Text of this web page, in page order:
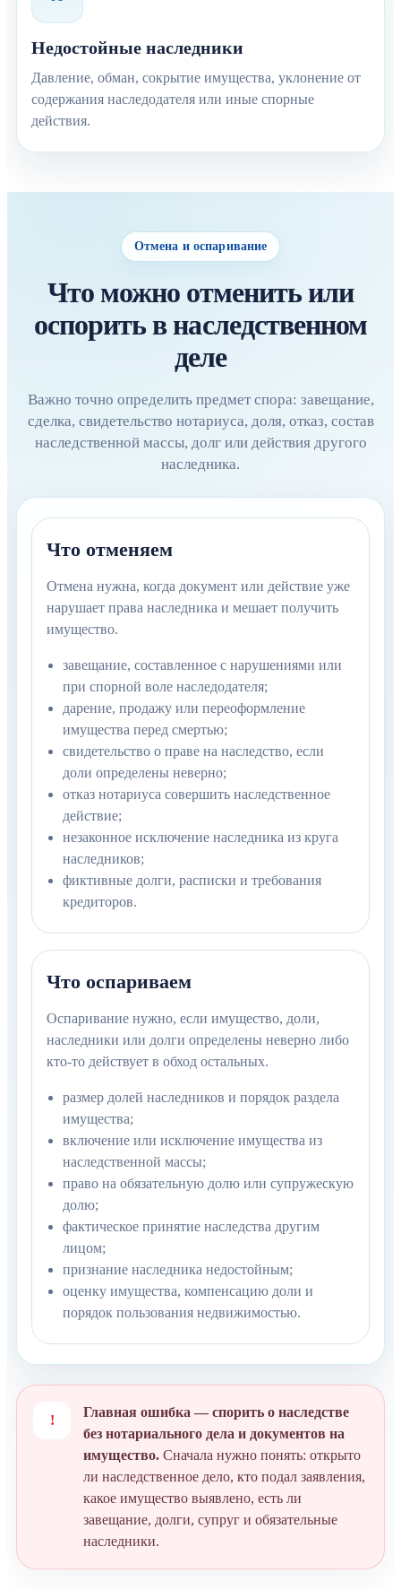
Недостойные наследники
Давление, обман, сокрытие имущества, уклонение от
содержания наследодателя или иные спорные
действия.
Отмена и оспаривание
Что можно отменить или
оспорить в наследственном
деле
Важно точно определить предмет спора: завещание,
сделка, свидетельство нотариуса, доля, отказ, состав
наследственной массы, долг или действия другого
наследника.
Что отменяем
Отмена нужна, когда документ или действие уже
нарушает права наследника и мешает получить
имущество.
завещание, составленное с нарушениями или
при спорной воле наследодателя;
дарение, продажу или переоформление
имущества перед смертью;
свидетельство о праве на наследство, если
доли определены неверно;
отказ нотариуса совершить наследственное
действие;
незаконное исключение наследника из круга
наследников;
фиктивные долги, расписки и требования
кредиторов.
Что оспариваем
Оспаривание нужно, если имущество, доли,
наследники или долги определены неверно либо
кто-то действует в обход остальных.
размер долей наследников и порядок раздела
имущества;
включение или исключение имущества из
наследственной массы;
право на обязательную долю или супружескую
долю;
фактическое принятие наследства другим
лицом;
признание наследника недостойным;
оценку имущества, компенсацию доли и
порядок пользования недвижимостью.
!
Главная ошибка — спорить о наследстве
без нотариального дела и документов на
имущество. Сначала нужно понять: открыто
ли наследственное дело, кто подал заявления,
какое имущество выявлено, есть ли
завещание, долги, супруг и обязательные
наследники.